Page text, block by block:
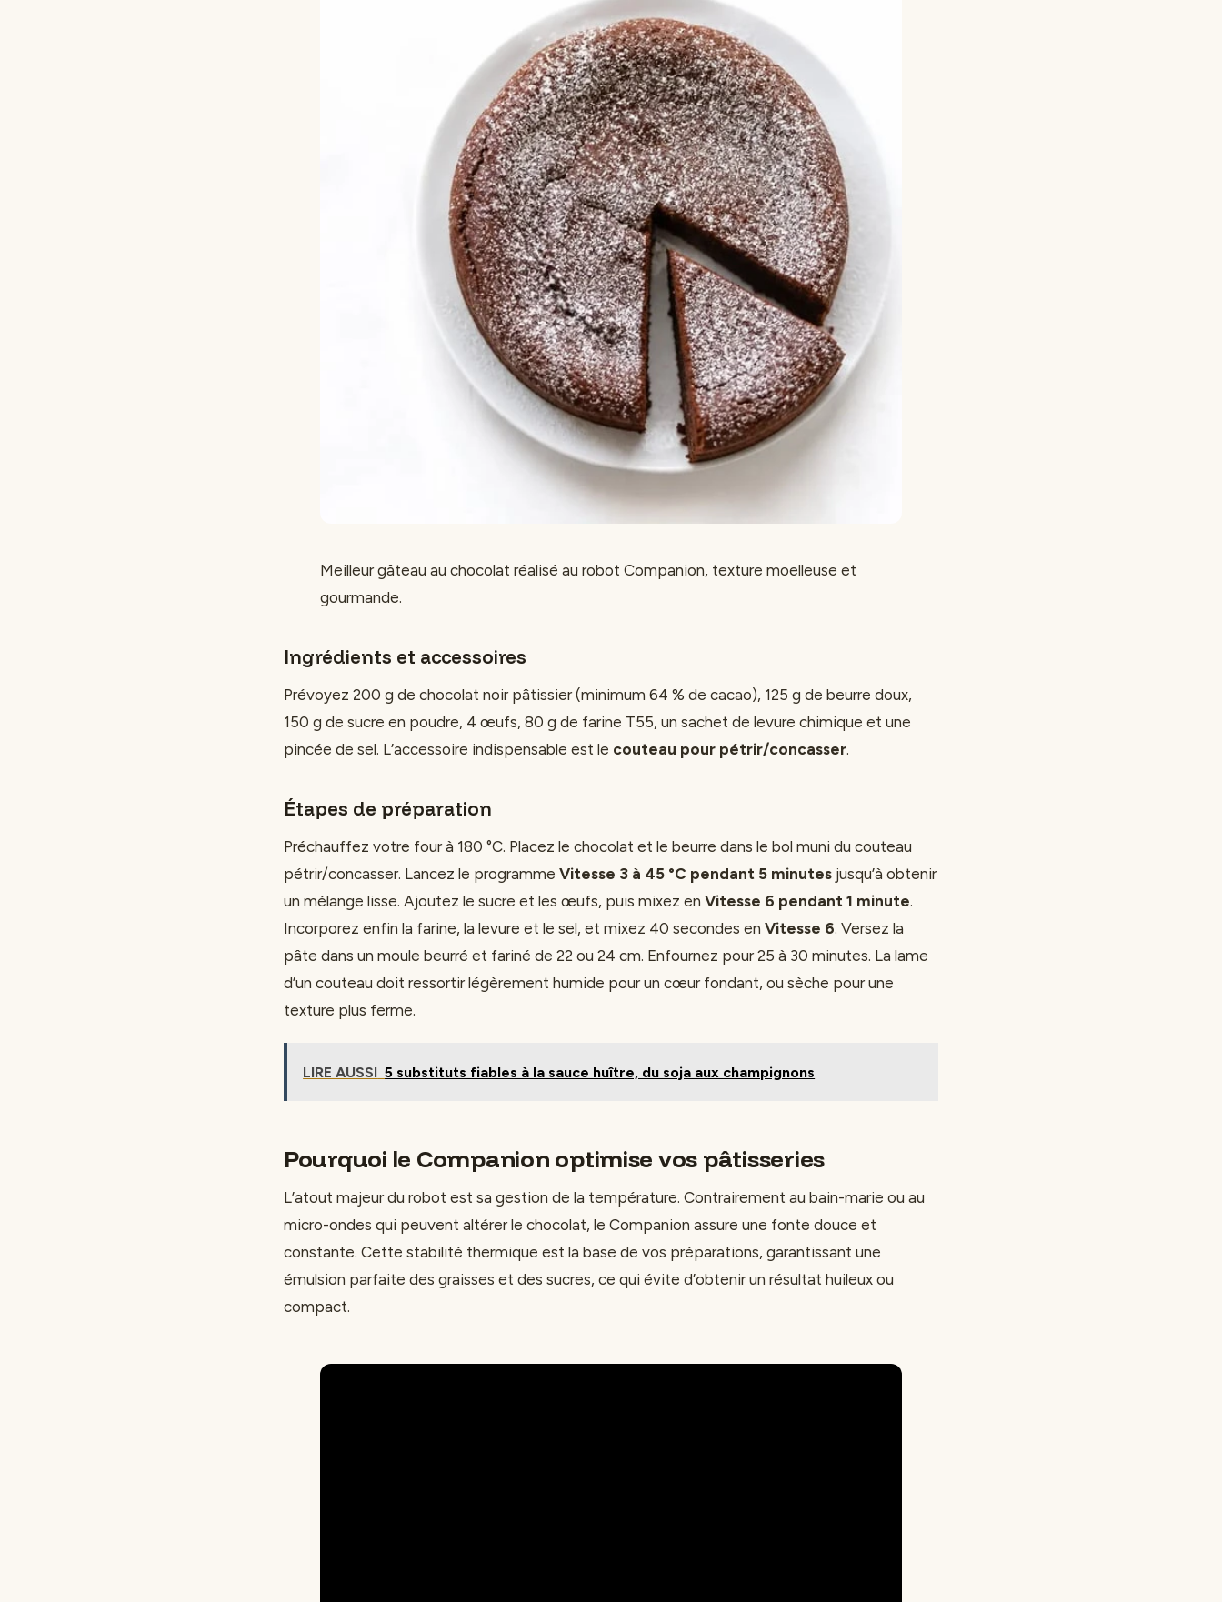
Meilleur gâteau au chocolat réalisé au robot Companion, texture moelleuse et
gourmande.
Ingrédients et accessoires
Prévoyez 200 g de chocolat noir pâtissier (minimum 64 % de cacao), 125 g de beurre doux,
150 g de sucre en poudre, 4 œufs, 80 g de farine T55, un sachet de levure chimique et une
pincée de sel. L’accessoire indispensable est le couteau pour pétrir/concasser.
Étapes de préparation
Préchauffez votre four à 180 °C. Placez le chocolat et le beurre dans le bol muni du couteau
pétrir/concasser. Lancez le programme Vitesse 3 à 45 °C pendant 5 minutes jusqu’à obtenir
un mélange lisse. Ajoutez le sucre et les œufs, puis mixez en Vitesse 6 pendant 1 minute.
Incorporez enfin la farine, la levure et le sel, et mixez 40 secondes en Vitesse 6. Versez la
pâte dans un moule beurré et fariné de 22 ou 24 cm. Enfournez pour 25 à 30 minutes. La lame
d’un couteau doit ressortir légèrement humide pour un cœur fondant, ou sèche pour une
texture plus ferme.
LIRE AUSSI 5 substituts fiables à la sauce huître, du soja aux champignons
Pourquoi le Companion optimise vos pâtisseries
L’atout majeur du robot est sa gestion de la température. Contrairement au bain-marie ou au
micro-ondes qui peuvent altérer le chocolat, le Companion assure une fonte douce et
constante. Cette stabilité thermique est la base de vos préparations, garantissant une
émulsion parfaite des graisses et des sucres, ce qui évite d’obtenir un résultat huileux ou
compact.